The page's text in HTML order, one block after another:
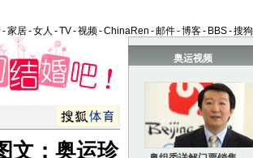
-家居-女人 -TV-视频-ChinaRen -邮件-博客- BBS-搜狗
文：奥运珍
奥运视频